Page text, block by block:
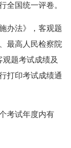
全国统一评卷。
办法》，客观题
最高人民检察院
题考试成绩及
打印考试成绩通
考试年度内有